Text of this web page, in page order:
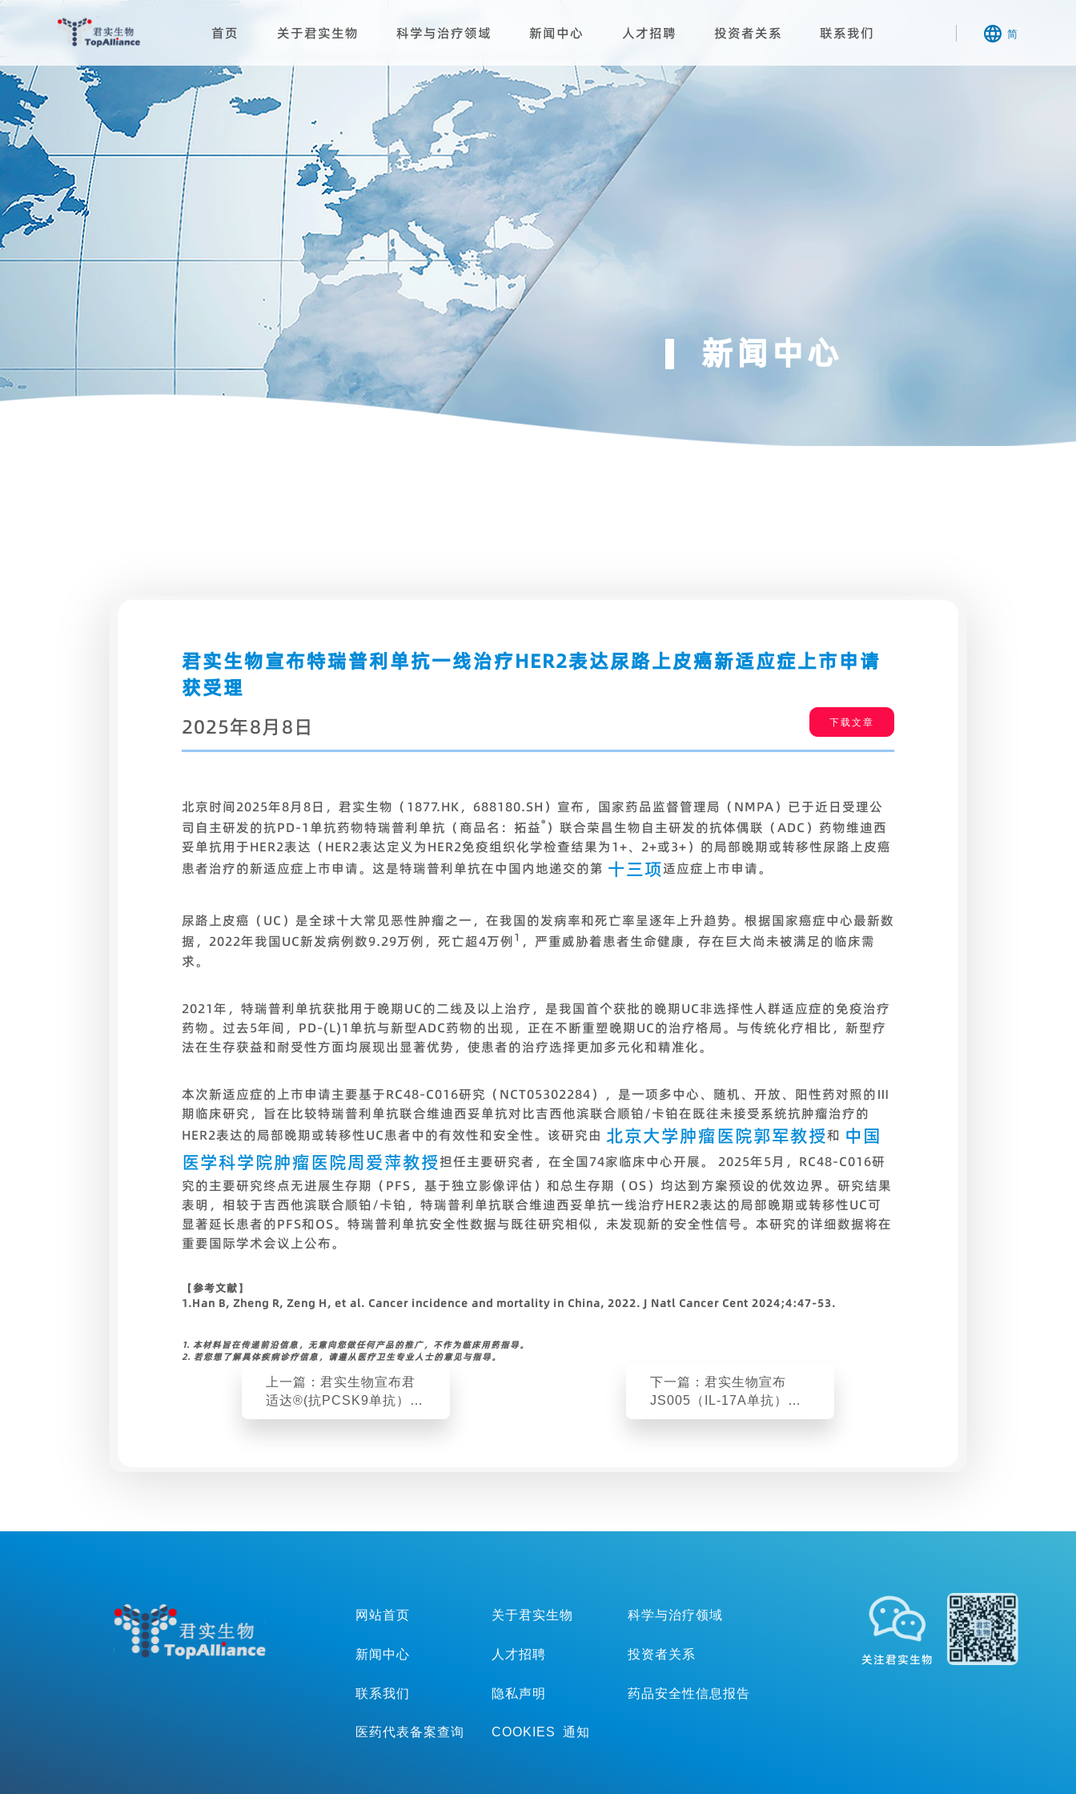
首页 关于君实生物 科学与治疗领域 新闻中心 人才招聘 投资者关系 联系我们 简
科学与治疗领域
研发平台
生产基地
产品管线
新闻中心
君实生物宣布特瑞普利单抗一线治疗HER2表达尿路上皮癌新适应症上市申请
获受理
2025年8月8日
下载文章
北京时间2025年8月8日，君实生物（1877.HK，688180.SH）宣布，国家药品监督管理局（NMPA）已于近日受理公
司自主研发的抗PD-1单抗药物特瑞普利单抗（商品名：拓益® ）联合荣昌生物自主研发的抗体偶联（ADC）药物维迪西
妥单抗用于HER2表达（HER2表达定义为HER2免疫组织化学检查结果为1+、2+或3+）的局部晚期或转移性尿路上皮癌
患者治疗的新适应症上市申请。这是特瑞普利单抗在中国内地递交的第 十三项适应症上市申请。
尿路上皮癌（UC）是全球十大常见恶性肿瘤之一，在我国的发病率和死亡率呈逐年上升趋势。根据国家癌症中心最新数
据，2022年我国UC新发病例数9.29万例，死亡超4万例1 ，严重威胁着患者生命健康，存在巨大尚未被满足的临床需
求。
2021年，特瑞普利单抗获批用于晚期UC的二线及以上治疗，是我国首个获批的晚期UC非选择性人群适应症的免疫治疗
药物。过去5年间，PD-(L)1单抗与新型ADC药物的出现，正在不断重塑晚期UC的治疗格局。与传统化疗相比，新型疗
法在生存获益和耐受性方面均展现出显著优势，使患者的治疗选择更加多元化和精准化。
本次新适应症的上市申请主要基于RC48-C016研究（NCT05302284），是一项多中心、随机、开放、阳性药对照的Ⅲ
期临床研究，旨在比较特瑞普利单抗联合维迪西妥单抗对比吉西他滨联合顺铂/卡铂在既往未接受系统抗肿瘤治疗的
HER2表达的局部晚期或转移性UC患者中的有效性和安全性。该研究由 北京大学肿瘤医院郭军教授和 中国
医学科学院肿瘤医院周爱萍教授担任主要研究者，在全国74家临床中心开展。 2025年5月，RC48-C016研
究的主要研究终点无进展生存期（PFS，基于独立影像评估）和总生存期（OS）均达到方案预设的优效边界。研究结果
表明，相较于吉西他滨联合顺铂/卡铂，特瑞普利单抗联合维迪西妥单抗一线治疗HER2表达的局部晚期或转移性UC可
显著延长患者的PFS和OS。特瑞普利单抗安全性数据与既往研究相似，未发现新的安全性信号。本研究的详细数据将在
重要国际学术会议上公布。
【参考文献】
1.Han B, Zheng R, Zeng H, et al. Cancer incidence and mortality in China, 2022. J Natl Cancer Cent 2024;4:47-53.
1. 本材料旨在传递前沿信息，无意向您做任何产品的推广，不作为临床用药指导。
2. 若您想了解具体疾病诊疗信息，请遵从医疗卫生专业人士的意见与指导。
上一篇：君实生物宣布君
适达®(抗PCSK9单抗）新
增两项适应症在中国获批
下一篇：君实生物宣布
JS005（IL-17A单抗）治
疗中重度斑块状银屑病的
网站首页 关于君实生物 科学与治疗领域
新闻中心 人才招聘 投资者关系
联系我们 隐私声明 药品安全性信息报告
医药代表备案查询 COOKIES 通知
关注君实生物